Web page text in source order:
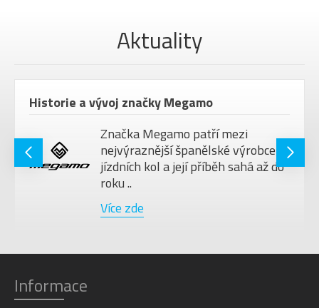
Aktuality
Historie a vývoj značky Megamo
Značka Megamo patří mezi
nejvýraznější španělské výrobce
jízdních kol a její příběh sahá až do
roku ..
Více zde
Informace